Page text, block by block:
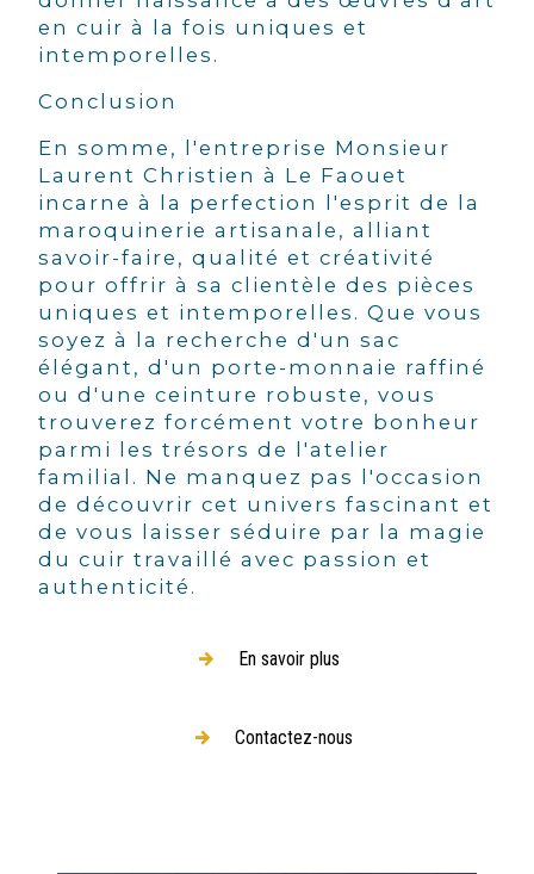
en cuir à la fois uniques et
intemporelles.
Conclusion
En somme, l'entreprise Monsieur
Laurent Christien à Le Faouet
incarne à la perfection l'esprit de la
maroquinerie artisanale, alliant
savoir-faire, qualité et créativité
pour offrir à sa clientèle des pièces
uniques et intemporelles. Que vous
soyez à la recherche d'un sac
élégant, d'un porte-monnaie raffiné
ou d'une ceinture robuste, vous
trouverez forcément votre bonheur
parmi les trésors de l'atelier
familial. Ne manquez pas l'occasion
de découvrir cet univers fascinant et
de vous laisser séduire par la magie
du cuir travaillé avec passion et
authenticité.
En savoir plus
Contactez-nous